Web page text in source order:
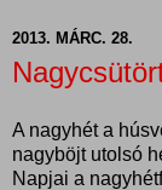
2013. MÁRC. 28.
A nagyhét a
nagyböjt utolsó
Napjai a